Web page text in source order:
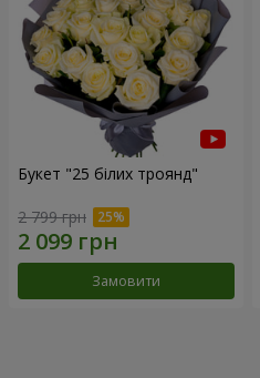
Букет "25 білих троянд"
2 799 грн
Замовити